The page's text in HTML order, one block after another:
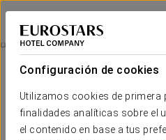
Configuración de cookies
Utilizamos cookies de primera
finalidades analíticas sobre el
el contenido en base a tus
Dorma Almada Porto
OPORTO
Mice